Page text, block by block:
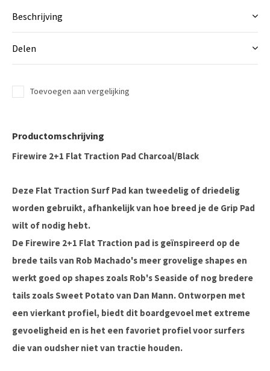
Beschrijving
Delen
Toevoegen aan vergelijking
Productomschrijving
Firewire 2+1 Flat Traction Pad Charcoal/Black
Deze Flat Traction Surf Pad kan tweedelig of driedelig
worden gebruikt, afhankelijk van hoe breed je de Grip Pad
wilt of nodig hebt.
De Firewire 2+1 Flat Traction pad is geïnspireerd op de
brede tails van Rob Machado's meer grovelige shapes en
werkt goed op shapes zoals Rob's Seaside of nog bredere
tails zoals Sweet Potato van Dan Mann. Ontworpen met
een vierkant profiel, biedt dit boardgevoel met extreme
gevoeligheid en is het een favoriet profiel voor surfers
die van oudsher niet van tractie houden.